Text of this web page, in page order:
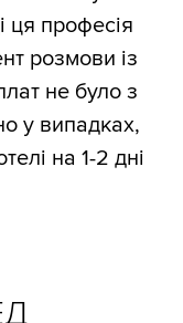
ця професія
розмови із
не було з
у випадках,
на 1-2 дні